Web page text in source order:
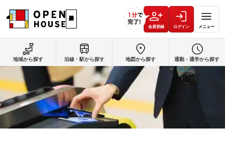
会員登録 ログイン メニュー
地域から探す 沿線・駅から探す 地図から探す 通勤・通学から探す